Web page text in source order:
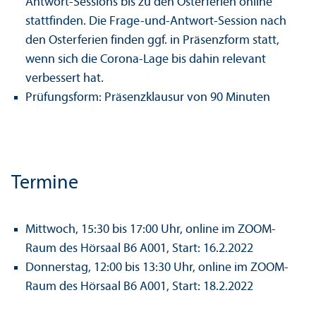
stattfinden. Die Frage-und-Antwort-Session nach
den Osterferien finden ggf. in Präsenzform statt,
wenn sich die Corona-Lage bis dahin relevant
verbessert hat.
Prüfungs­form: Präsenzklausur von 90 Minuten
Termine
Mittwoch, 15:30 bis 17:00 Uhr, online im ZOOM-
Raum des Hörsaal B6 A001, Start: 16.2.2022
Donnerstag, 12:00 bis 13:30 Uhr, online im ZOOM-
Raum des Hörsaal B6 A001, Start: 18.2.2022